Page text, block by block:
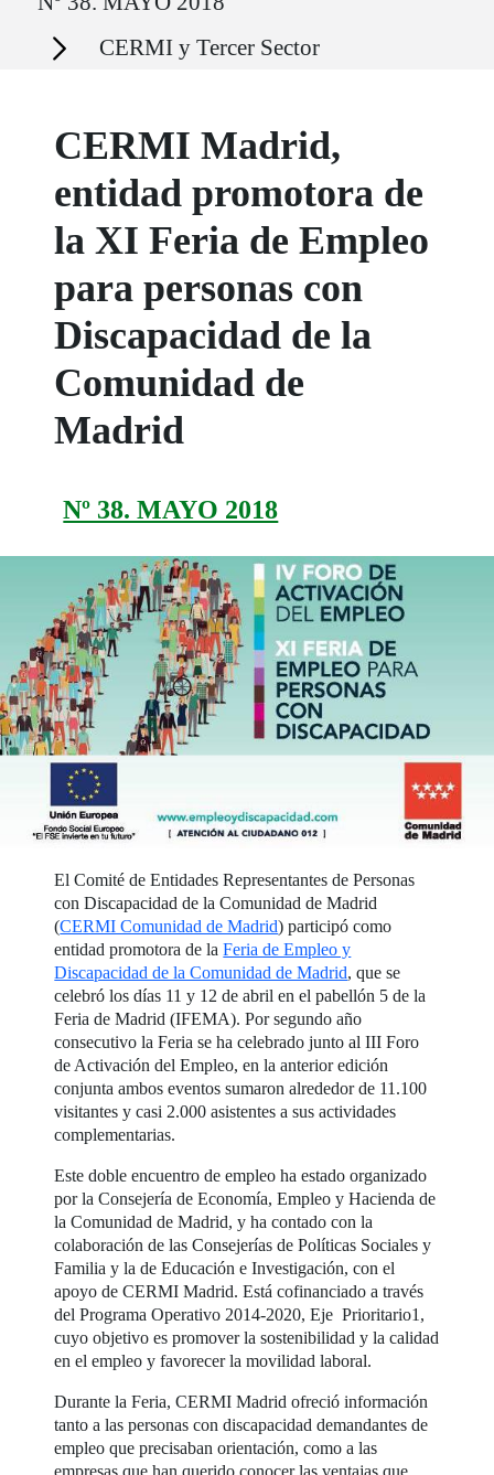
Secciones CERMI y Tercer Sector
CERMI Madrid,
entidad promotora de
la XI Feria de Empleo
para personas con
Discapacidad de la
Comunidad de
Madrid
Nº 38. MAYO 2018
El Comité de Entidades Representantes de Personas
con Discapacidad de la Comunidad de Madrid
(CERMI Comunidad de Madrid) participó como
entidad promotora de laFeria de Empleo y
Discapacidad de la Comunidad de Madrid, que se
celebró los días 11 y 12 de abril en el pabellón 5 de la
Feria de Madrid (IFEMA). Por segundo año
consecutivo la Feria se ha celebrado junto al III Foro
de Activación del Empleo, en la anterior edición
conjunta ambos eventos sumaron alrededor de 11.100
visitantes y casi 2.000 asistentes a sus actividades
complementarias.
Este doble encuentro de empleo ha estado organizado
por la Consejería de Economía, Empleo y Hacienda de
la Comunidad de Madrid, y ha contado con la
colaboración de las Consejerías de Políticas Sociales y
Familia y la de Educación e Investigación, con el
apoyo de CERMI Madrid. Está cofinanciado a través
del Programa Operativo 2014-2020, Eje Prioritario1,
cuyo objetivo es promover la sostenibilidad y la calidad
en el empleo y favorecer la movilidad laboral.
Durante la Feria, CERMI Madrid ofreció información
tanto a las personas con discapacidad demandantes de
empleo que precisaban orientación, como a las